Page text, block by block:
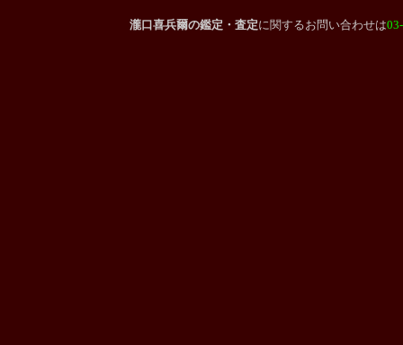
瀧口喜兵爾の鑑定・査定に関するお問い合わせは